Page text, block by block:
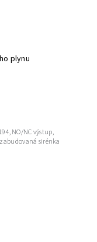
plynu
NO/NC výstup,
sirénka